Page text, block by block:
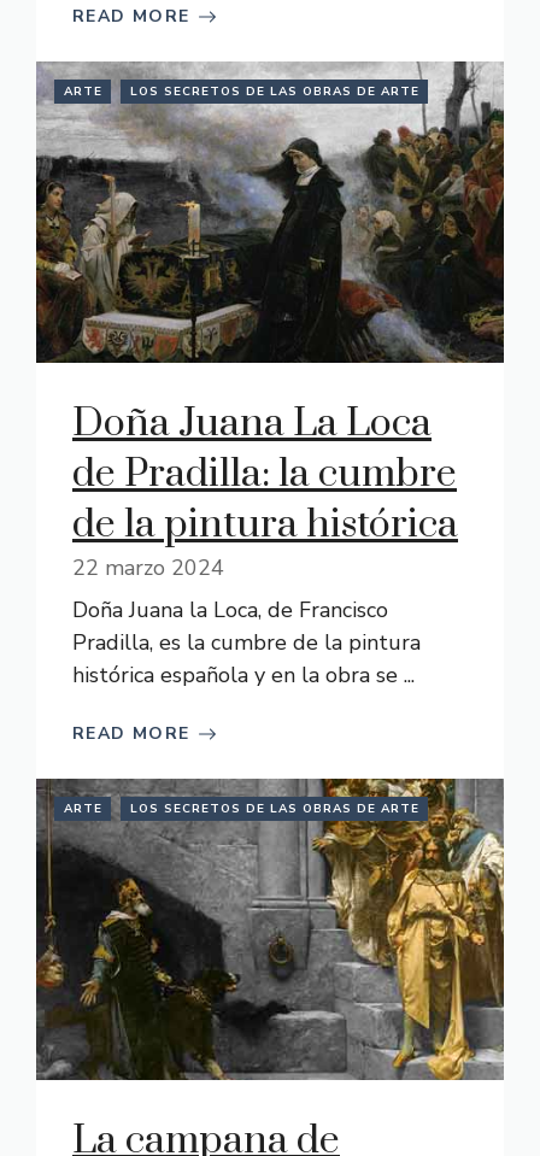
READ MORE
ARTE LOS SECRETOS DE LAS OBRAS DE ARTE
Doña Juana La Loca
de Pradilla: la cumbre
de la pintura histórica
22 marzo 2024
Doña Juana la Loca, de Francisco
Pradilla, es la cumbre de la pintura
histórica española y en la obra se ...
READ MORE
ARTE LOS SECRETOS DE LAS OBRAS DE ARTE
La campana de